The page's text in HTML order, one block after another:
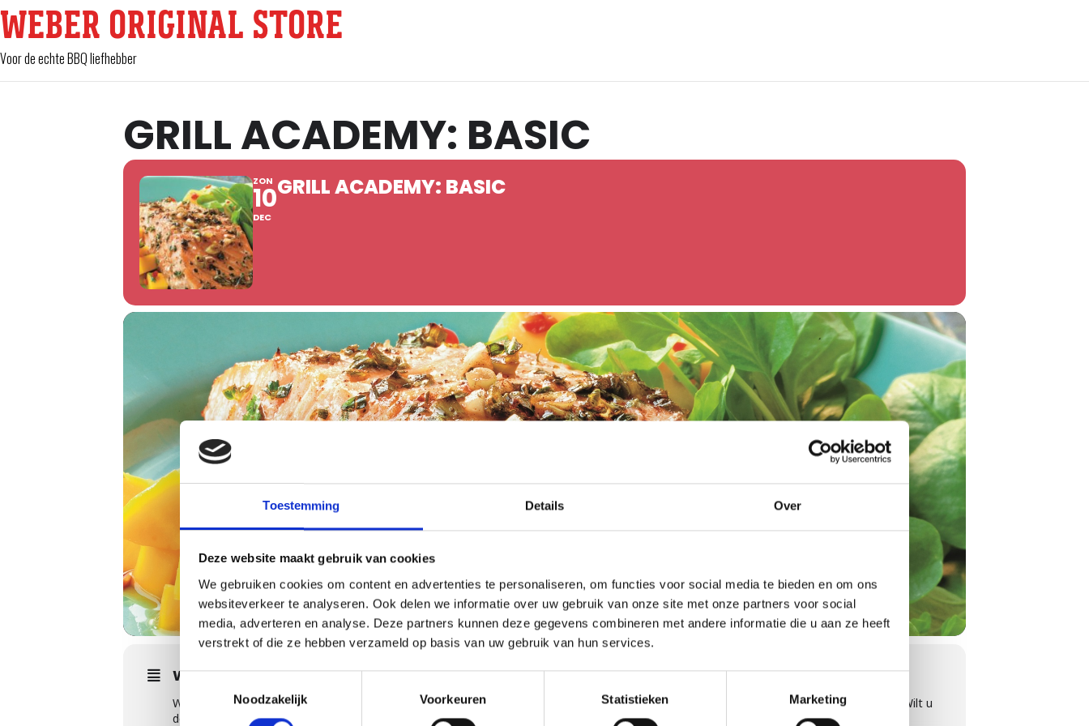
Toestemming Details Over
Deze website maakt gebruik van cookies
We gebruiken cookies om content en advertenties te personaliseren, om functies voor social media te bieden en om ons
websiteverkeer te analyseren. Ook delen we informatie over uw gebruik van onze site met onze partners voor social
media, adverteren en analyse. Deze partners kunnen deze gegevens combineren met andere informatie die u aan ze heeft
verstrekt of die ze hebben verzameld op basis van uw gebruik van hun services.
Toestemmingsselectie
Noodzakelijk
Voorkeuren Statistieken Marketing
WEBER ORIGINAL STORE
Voor de echte BBQ liefhebber
GRILL ACADEMY: BASIC
ZON
10
DEC
GRILL ACADEMY: BASIC
WORKSHOPS DETAILS
Worsten of saté op de barbecue zijn altijd goed, maar heeft u liever een keer iets anders of iets wat niet zwart van de barbecue af komt? Wilt u
de verschillende grillmethoden leren of heeft u de fijne kneepjes van het barbecueën al onder de knie, maar wilt u iets nieuws leren?